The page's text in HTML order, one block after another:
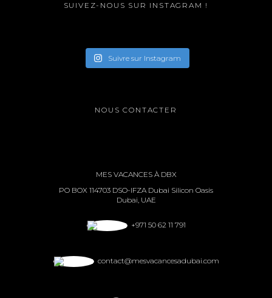
SUIVEZ-NOUS SUR INSTAGRAM !
Suivre sur Instagram
NOUS CONTACTER
MES VACANCES À DBX
PO BOX 114703 DSO-IFZA Dubai Silicon Oasis
Dubai, UAE
+971 50 62 11 791
contact@mesvacancesadubai.com